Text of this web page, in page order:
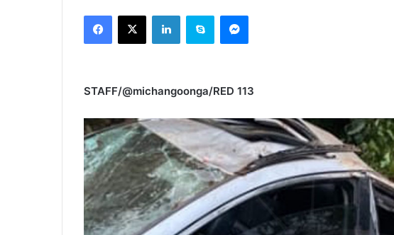
Facebook
X LinkedInSkype Messenger
STAFF/@michangoonga/RED 113